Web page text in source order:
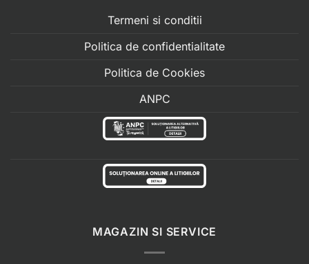
Termeni si conditii
Politica de confidentialitate
Politica de Cookies
ANPC
MAGAZIN SI SERVICE